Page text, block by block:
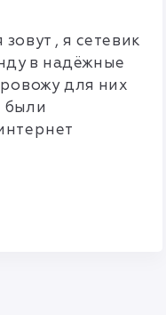
, я сетевик
в надёжные
для них
были